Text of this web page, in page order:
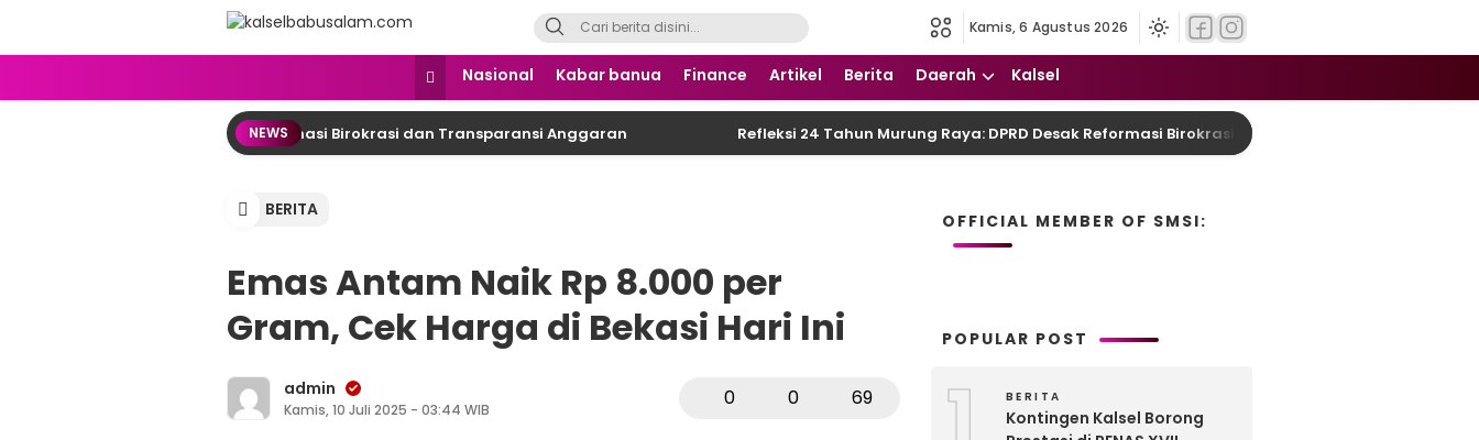
Menyuarakan Kalsel, Menginspirasi Nusantara
Kamis, 6 Agustus 2026
Nasional Kabar banua Finance Artikel Berita Daerah Kalsel
NEWS
Raya: DPRD Desak Reformasi Birokrasi dan Transparansi Anggaran Refleksi 24 Tahun Murung Raya: DPRD Desak Reformasi Birokrasi dan Pelayanan Humanis
BERITA
Emas Antam Naik Rp 8.000 per
Gram, Cek Harga di Bekasi Hari Ini
admin
Kamis, 10 Juli 2025 - 03:44 WIB 0 0 69
OFFICIAL MEMBER OF SMSI:
POPULAR POST
BERITA
Kontingen Kalsel Borong